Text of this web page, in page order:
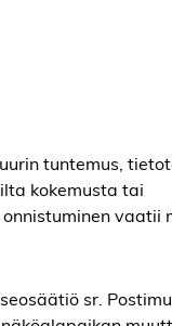
tuntemus,
kokemusta tai
vaatii
sr.